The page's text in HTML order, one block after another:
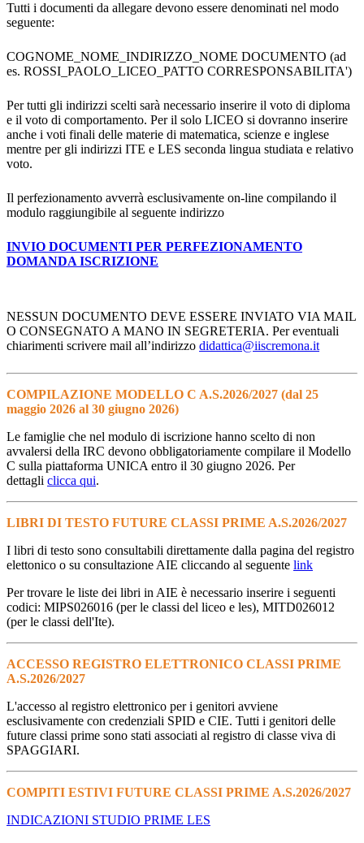
Tutti i documenti da allegare devono essere denominati nel modo
seguente:
COGNOME_NOME_INDIRIZZO_NOME DOCUMENTO (ad
es. ROSSI_PAOLO_LICEO_PATTO CORRESPONSABILITA')
Per tutti gli indirizzi scelti sarà necessario inserire il voto di diploma
e il voto di comportamento. Per il solo LICEO si dovranno inserire
anche i voti finali delle materie di matematica, scienze e inglese
mentre per gli indirizzi ITE e LES seconda lingua studiata e relativo
voto.
Il perfezionamento avverrà esclusivamente on-line compilando il
modulo raggiungibile al seguente indirizzo
INVIO DOCUMENTI PER PERFEZIONAMENTO
DOMANDA ISCRIZIONE
NESSUN DOCUMENTO DEVE ESSERE INVIATO VIA MAIL
O CONSEGNATO A MANO IN SEGRETERIA. Per eventuali
chiarimenti scrivere mail all’indirizzo didattica@iiscremona.it
COMPILAZIONE MODELLO C A.S.2026/2027 (dal 25
maggio 2026 al 30 giugno 2026)
Le famiglie che nel modulo di iscrizione hanno scelto di non
avvalersi della IRC devono obbligatoriamente compilare il Modello
C sulla piattaforma UNICA entro il 30 giugno 2026. Per
dettagli clicca qui.
LIBRI DI TESTO FUTURE CLASSI PRIME A.S.2026/2027
I libri di testo sono consultabili direttamente dalla pagina del registro
elettonico o su consultazione AIE cliccando al seguente link
Per trovare le liste dei libri in AIE è necessario inserire i seguenti
codici: MIPS026016 (per le classi del liceo e les), MITD026012
(per le classi dell'Ite).
ACCESSO REGISTRO ELETTRONICO CLASSI PRIME
A.S.2026/2027
L'accesso al registro elettronico per i genitori avviene
esclusivamente con credenziali SPID e CIE. Tutti i genitori delle
future classi prime sono stati associati al registro di classe viva di
SPAGGIARI.
COMPITI ESTIVI FUTURE CLASSI PRIME A.S.2026/2027
INDICAZIONI STUDIO PRIME LES